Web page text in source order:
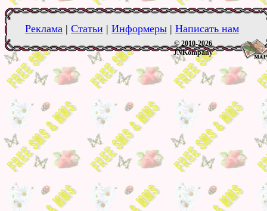
Реклама | Статьи | Информеры | Написать нам
© 2010-2026
JNKompany